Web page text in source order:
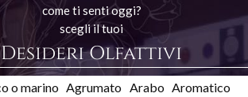
come ti senti oggi?
scegli il tuoi
Desideri Olfattivi
o marino Agrumato Arabo Aromatico